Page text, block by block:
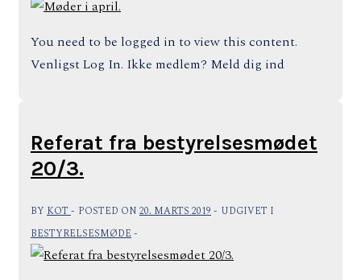
You need to be logged in to view this content.
Venligst Log In. Ikke medlem? Meld dig ind
Referat fra bestyrelsesmødet
20/3.
BY KOT POSTED ON 20. MARTS 2019
UDGIVET I
BESTYRELSESMØDE